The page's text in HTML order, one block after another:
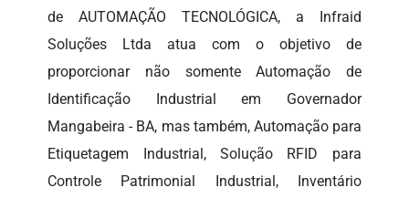
de AUTOMAÇÃO TECNOLÓGICA, a Infraid
Soluções Ltda atua com o objetivo de
proporcionar não somente Automação de
Identificação Industrial em Governador
Mangabeira - BA, mas também, Automação para
Etiquetagem Industrial, Solução RFID para
Controle Patrimonial Industrial, Inventário